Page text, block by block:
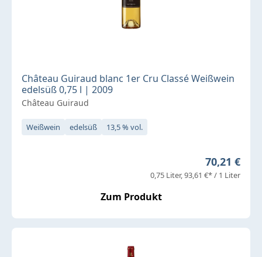
Château Guiraud blanc 1er Cru Classé Weißwein
edelsüß 0,75 l | 2009
Château Guiraud
Weißwein edelsüß 13,5 % vol.
Regulärer
70,21 €
0,75 Liter 93,61 €* / 1 Liter
Zum Produkt